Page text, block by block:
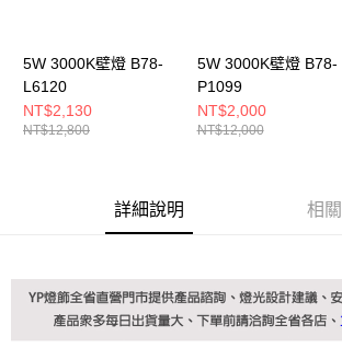
https://aftee.tw/terms/#terms3
３．未成年的使用者請事先徵得法定代理人或監護人
「AFTEE先享後付」，若未經同意申辦者引起之損失
任。
４．使用「AFTEE先享後付」時，將依據個別帳號之
５．嚴禁一人註冊多個帳號或使用他人資訊註冊。若
恩沛科技股份有限公司將有權停止該用戶之使用額度並
5W 3000K壁燈 B78-
L6120
NT$2,130
NT$12,800
5W 3000K壁燈 B78-
P1099
NT$2,000
NT$12,000
詳細說明 相